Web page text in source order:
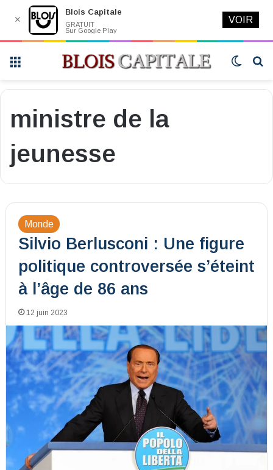
Switch
ministre de la
jeunesse
Monde
Silvio Berlusconi : Une figure
politique controversée s’éteint
à l’âge de 86 ans
12 juin 2023
✕
Blois Capitale
GRATUIT
Sur Google Play
VOIR